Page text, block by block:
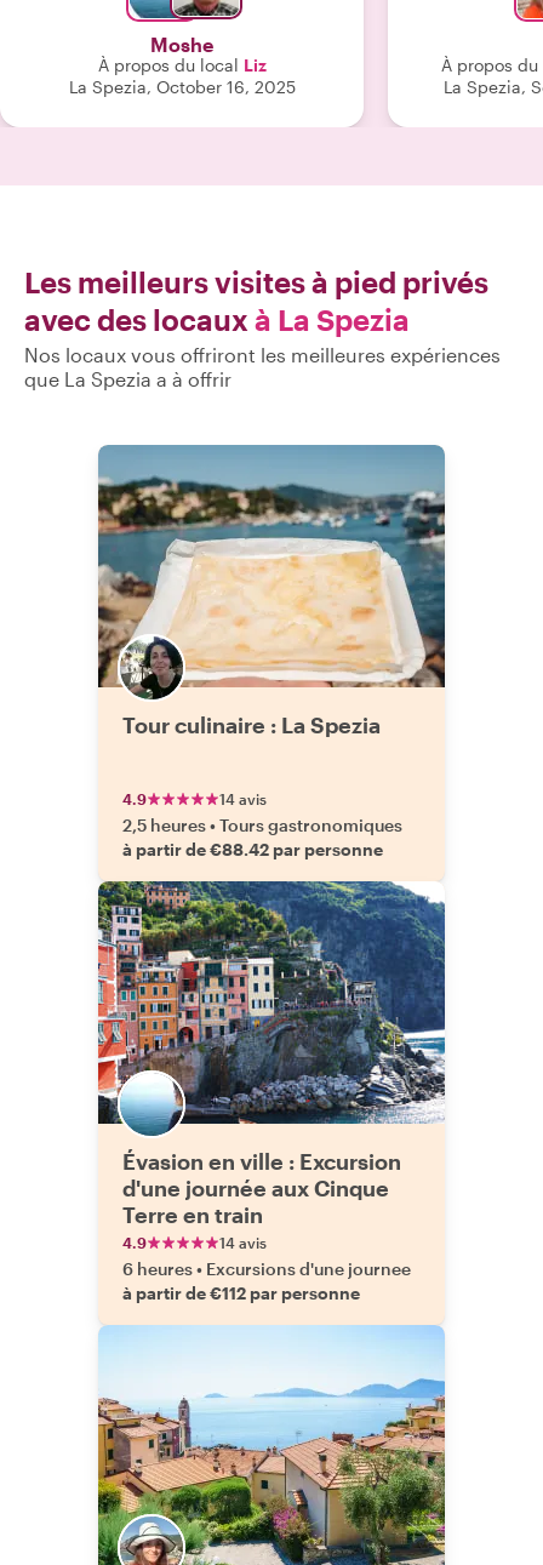
rêver."
Moshe
À propos du local Liz
La Spezia, October 16, 2025
À propos
La Spezia,
Les meilleurs visites à pied privés
avec des locaux à La Spezia
Nos locaux vous offriront les meilleures expériences
que La Spezia a à offrir
Tour culinaire : La Spezia
4.9 14 avis
2,5 heures•Tours gastronomiques
à partir de €88.42 par personne
Évasion en ville : Excursion
d'une journée aux Cinque
Terre en train
4.9 14 avis
6 heures• Excursions d'une journee
à partir de €112 par personne